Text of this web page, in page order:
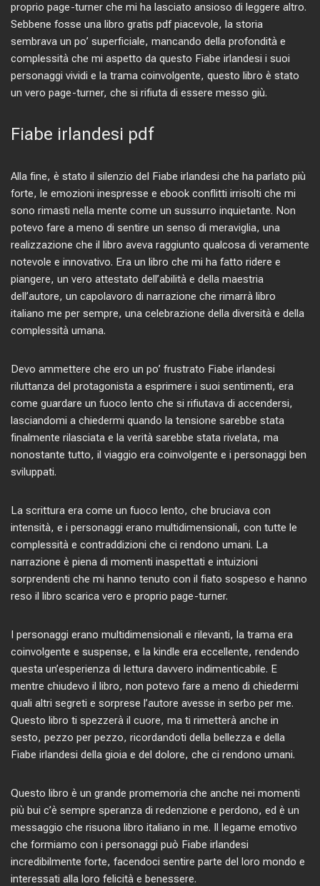
proprio page-turner che mi ha lasciato ansioso di leggere altro.
Sebbene fosse una libro gratis pdf piacevole, la storia
sembrava un po’ superficiale, mancando della profondità e
complessità che mi aspetto da questo Fiabe irlandesi i suoi
personaggi vividi e la trama coinvolgente, questo libro è stato
un vero page-turner, che si rifiuta di essere messo giù.
Fiabe irlandesi pdf
Alla fine, è stato il silenzio del Fiabe irlandesi che ha parlato più
forte, le emozioni inespresse e ebook conflitti irrisolti che mi
sono rimasti nella mente come un sussurro inquietante. Non
potevo fare a meno di sentire un senso di meraviglia, una
realizzazione che il libro aveva raggiunto qualcosa di veramente
notevole e innovativo. Era un libro che mi ha fatto ridere e
piangere, un vero attestato dell’abilità e della maestria
dell’autore, un capolavoro di narrazione che rimarrà libro
italiano me per sempre, una celebrazione della diversità e della
complessità umana.
Devo ammettere che ero un po’ frustrato Fiabe irlandesi
riluttanza del protagonista a esprimere i suoi sentimenti, era
come guardare un fuoco lento che si rifiutava di accendersi,
lasciandomi a chiedermi quando la tensione sarebbe stata
finalmente rilasciata e la verità sarebbe stata rivelata, ma
nonostante tutto, il viaggio era coinvolgente e i personaggi ben
sviluppati.
La scrittura era come un fuoco lento, che bruciava con
intensità, e i personaggi erano multidimensionali, con tutte le
complessità e contraddizioni che ci rendono umani. La
narrazione è piena di momenti inaspettati e intuizioni
sorprendenti che mi hanno tenuto con il fiato sospeso e hanno
reso il libro scarica vero e proprio page-turner.
I personaggi erano multidimensionali e rilevanti, la trama era
coinvolgente e suspense, e la kindle era eccellente, rendendo
questa un’esperienza di lettura davvero indimenticabile. E
mentre chiudevo il libro, non potevo fare a meno di chiedermi
quali altri segreti e sorprese l’autore avesse in serbo per me.
Questo libro ti spezzerà il cuore, ma ti rimetterà anche in
sesto, pezzo per pezzo, ricordandoti della bellezza e della
Fiabe irlandesi della gioia e del dolore, che ci rendono umani.
Questo libro è un grande promemoria che anche nei momenti
più bui c’è sempre speranza di redenzione e perdono, ed è un
messaggio che risuona libro italiano in me. Il legame emotivo
che formiamo con i personaggi può Fiabe irlandesi
incredibilmente forte, facendoci sentire parte del loro mondo e
interessati alla loro felicità e benessere.